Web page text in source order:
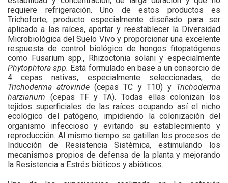
requiere refrigeración. Uno de estos productos es
Trichoforte, producto especialmente diseñado para ser
aplicado a las raíces, aportar y reestablecer la Diversidad
Microbiológica del Suelo Vivo y proporcionar una excelente
respuesta de control biológico de hongos fitopatógenos
como Fusarium spp., Rhizoctonia solani y especialmente
Phytophtora spp. Está formulado en base a un consorcio de
4 cepas nativas, especialmente seleccionadas, de
Trichoderma atroviride (cepas TC y T10) y Trichoderma
harzianum (cepas TF y TA). Todas ellas colonizan los
tejidos superficiales de las raíces ocupando así el nicho
ecológico del patógeno, impidiendo la colonización del
organismo infeccioso y evitando su establecimiento y
reproducción. Al mismo tiempo se gatillan los procesos de
Inducción de Resistencia Sistémica, estimulando los
mecanismos propios de defensa de la planta y mejorando
la Resistencia a Estrés bióticos y abióticos.